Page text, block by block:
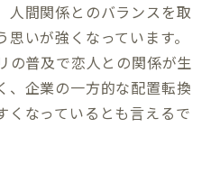
人間関係とのバランスを取
いが強くなっています。
の普及で恋人との関係が生
、企業の一方的な配置転換
くなっているとも言えるで